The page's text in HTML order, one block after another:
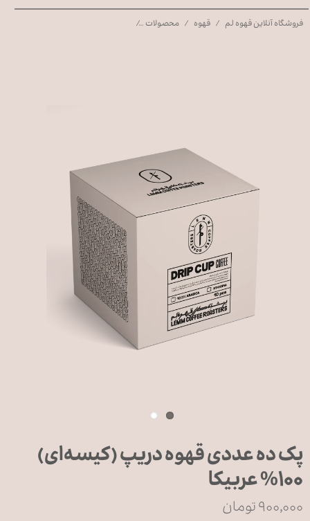
فروشگاه آنلاین قهوه لم قهوه محصولات
پک ده عددی قهوه دریپ (کیسه‌ای)
۱۰۰% عربیکا
۹۰۰,۰۰۰ تومان